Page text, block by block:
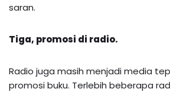
saran.
Tiga, promosi di radio.
Radio juga masih menjadi media
promosi buku. Terlebih beberapa